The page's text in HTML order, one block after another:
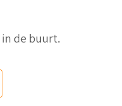
de buurt.